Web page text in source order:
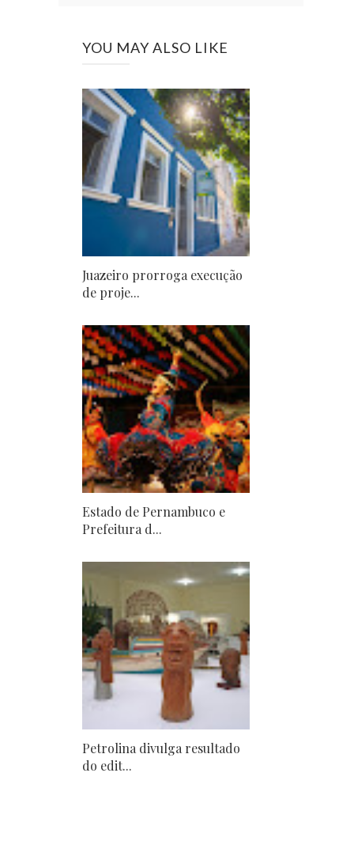
YOU MAY ALSO LIKE
Juazeiro prorroga execução
de proje...
Estado de Pernambuco e
Prefeitura d...
Petrolina divulga resultado
do edit...